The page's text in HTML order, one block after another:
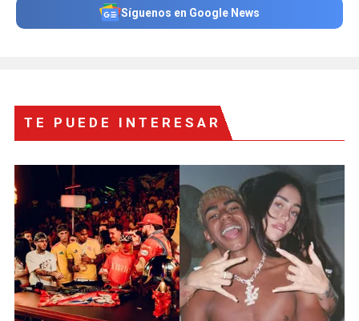
Síguenos en Google News
TE PUEDE INTERESAR